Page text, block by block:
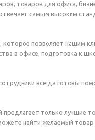
товаров для офиса,
самым высоким
позволяет нашим
в офисе, подготовка к
всегда готовы
только лучшие
найти желаемый товар